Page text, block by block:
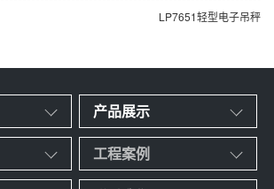
LP7651轻型电子吊秤
产品展示
工程案例